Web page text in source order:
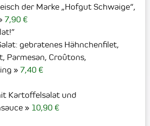
der Marke „Hofgut Schwaige“,
7,90 €
gebratenes Hähnchenfilet,
Parmesan, Croûtons,
7,40 €
Kartoffelsalat und
10,90 €